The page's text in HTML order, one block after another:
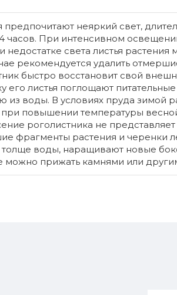
предпочитают неяркий свет,
часов. При интенсивном
недостатке света листья растения
рекомендуется удалить
быстро восстановит свой
его листья поглощают
из воды. В условиях пруда зимой
повышении температуры
роголистника не
фрагменты растения и черенки
толще воды, наращивают новые
можно прижать камнями или